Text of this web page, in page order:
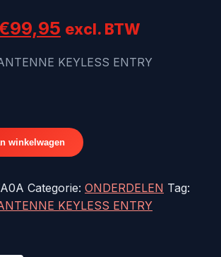
99,95 Huidige
prijs
excl. BTW
KEYLESS ENTRY
winkelwagen
Categorie: ONDERDELEN Tag:
KEYLESS ENTRY